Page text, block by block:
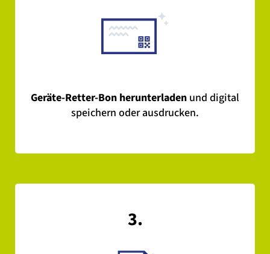
Geräte-Retter-Bon herunterladen und digital
speichern oder ausdrucken.
3.